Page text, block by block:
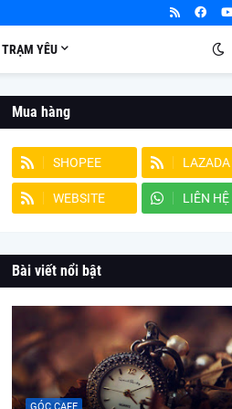
TRẠM YÊU
Mua hàng
SHOPEE LAZADA
WEBSITE LIÊN HỆ
Bài viết nổi bật
GÓC CAFE